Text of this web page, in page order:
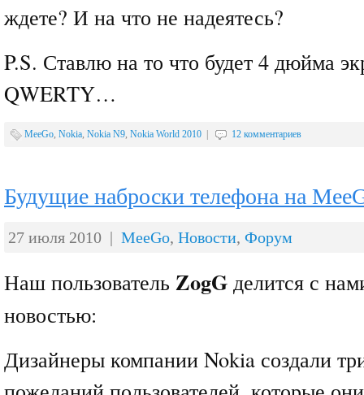
ждете? И на что не надеятесь?
P.S. Ставлю на то что будет 4 дюйма
QWERTY…
MeeGo, Nokia, Nokia N9, Nokia World 2010 12 комментариев
Будущие наброски телефона на
27 июля 2010 | MeeGo, Новости, Форум
Наш пользователь ZogG делится с
новостью:
Дизайнеры компании Nokia создали